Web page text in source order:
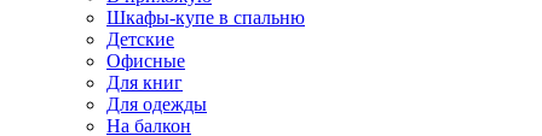
Шкафы-купе в спальню
Детские
Офисные
Для книг
Для одежды
На балкон